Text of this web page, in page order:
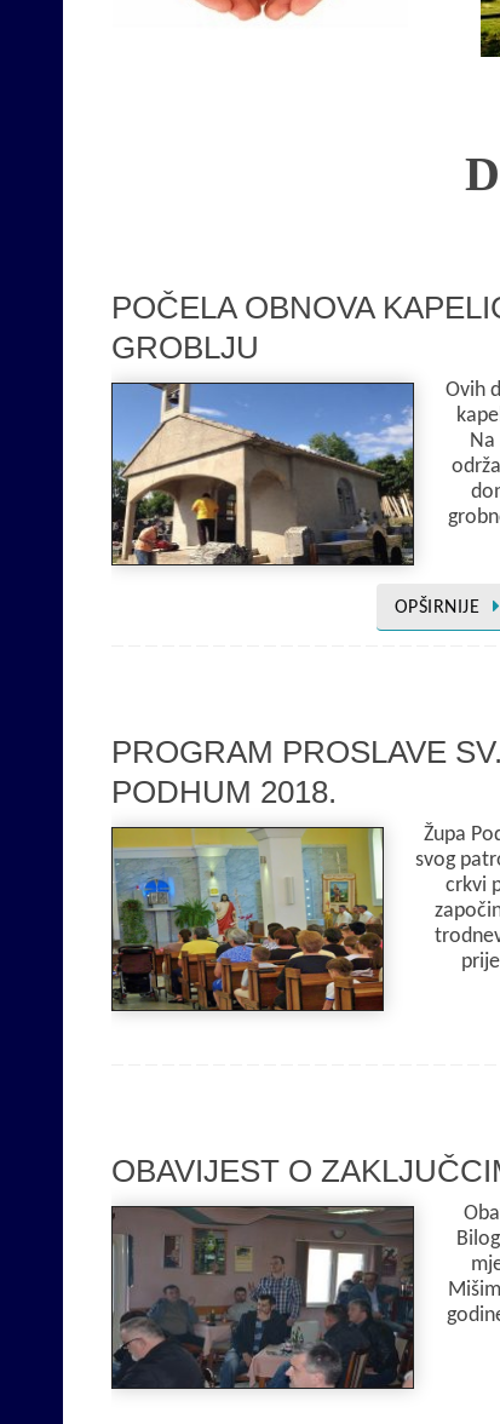
POČELA OBNOVA
GROBLJU
Ovih
Na
OPŠIRNIJE
PROGRAM PROSLAVE
PODHUM 2018.
Župa
svog
crkvi
OBAVIJEST O